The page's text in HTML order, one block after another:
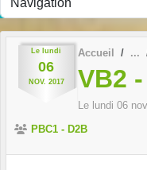
Le lundi
06
NOV. 2017
Accueil
VB2
Le lundi 06
PBC1 - D2B